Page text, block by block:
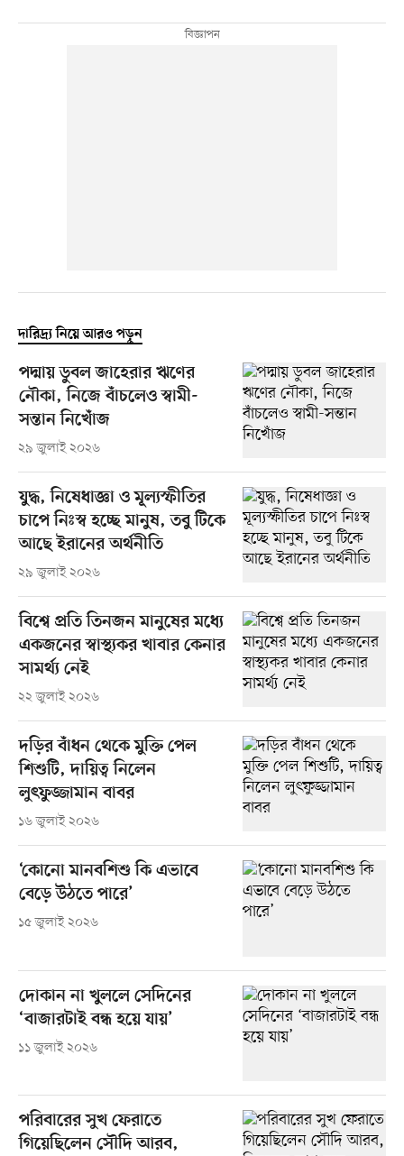
দারিদ্র্য নিয়ে আরও পড়ুন
পদ্মায় ডুবল জাহেরার ঋণের
নৌকা, নিজে বাঁচলেও স্বামী-
সন্তান নিখোঁজ
২৯ জুলাই ২০২৬
যুদ্ধ, নিষেধাজ্ঞা ও মূল্যস্ফীতির
চাপে নিঃস্ব হচ্ছে মানুষ, তবু টিকে
আছে ইরানের অর্থনীতি
২৯ জুলাই ২০২৬
বিশ্বে প্রতি তিনজন মানুষের মধ্যে
একজনের স্বাস্থ্যকর খাবার কেনার
সামর্থ্য নেই
২২ জুলাই ২০২৬
দড়ির বাঁধন থেকে মুক্তি পেল
শিশুটি, দায়িত্ব নিলেন
লুৎফুজ্জামান বাবর
১৬ জুলাই ২০২৬
‘কোনো মানবশিশু কি এভাবে
বেড়ে উঠতে পারে’
১৫ জুলাই ২০২৬
দোকান না খুললে সেদিনের
‘বাজারটাই বন্ধ হয়ে যায়’
১১ জুলাই ২০২৬
পরিবারের সুখ ফেরাতে
গিয়েছিলেন সৌদি আরব,